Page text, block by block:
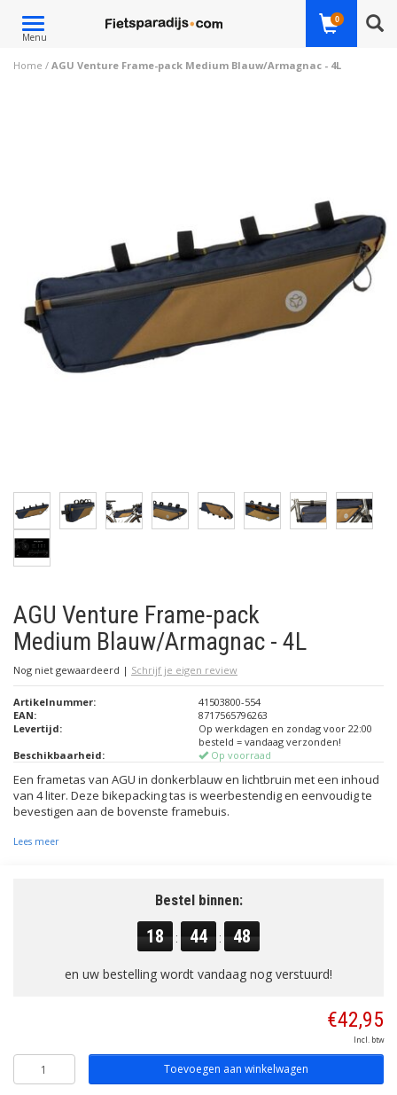
Toggle
navigation
Menu
0
Home / AGU Venture Frame-pack Medium Blauw/Armagnac - 4L
AGU Venture Frame-pack
Medium Blauw/Armagnac - 4L
Nog niet gewaardeerd | Schrijf je eigen review
Artikelnummer:
41503800-554
EAN:
8717565796263
Levertijd:
Op werkdagen en zondag voor 22:00
besteld = vandaag verzonden!
Beschikbaarheid:
Op voorraad
Een frametas van AGU in donkerblauw en lichtbruin met een inhoud
van 4 liter. Deze bikepacking tas is weerbestendig en eenvoudig te
bevestigen aan de bovenste framebuis.
Lees meer
Bestel binnen:
18 : 44 : 47
en uw bestelling wordt vandaag nog verstuurd!
€42,95
Incl. btw
Toevoegen aan winkelwagen